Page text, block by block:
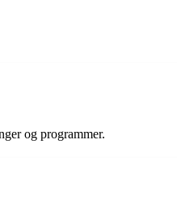
og programmer.